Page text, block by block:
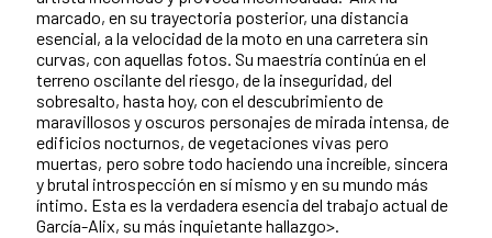
marcado, en su trayectoria posterior, una distancia
esencial, a la velocidad de la moto en una carretera sin
curvas, con aquellas fotos. Su maestría continúa en el
terreno oscilante del riesgo, de la inseguridad, del
sobresalto, hasta hoy, con el descubrimiento de
maravillosos y oscuros personajes de mirada intensa, de
edificios nocturnos, de vegetaciones vivas pero
muertas, pero sobre todo haciendo una increíble, sincera
y brutal introspección en sí mismo y en su mundo más
íntimo. Esta es la verdadera esencia del trabajo actual de
García-Alix, su más inquietante hallazgo>.